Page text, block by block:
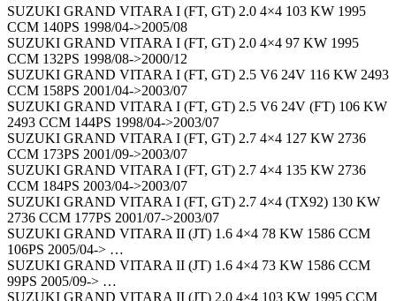
SUZUKI GRAND VITARA I (FT, GT) 2.0 4×4 103 KW 1995
CCM 140PS 1998/04->2005/08
SUZUKI GRAND VITARA I (FT, GT) 2.0 4×4 97 KW 1995
CCM 132PS 1998/08->2000/12
SUZUKI GRAND VITARA I (FT, GT) 2.5 V6 24V 116 KW 2493
CCM 158PS 2001/04->2003/07
SUZUKI GRAND VITARA I (FT, GT) 2.5 V6 24V (FT) 106 KW
2493 CCM 144PS 1998/04->2003/07
SUZUKI GRAND VITARA I (FT, GT) 2.7 4×4 127 KW 2736
CCM 173PS 2001/09->2003/07
SUZUKI GRAND VITARA I (FT, GT) 2.7 4×4 135 KW 2736
CCM 184PS 2003/04->2003/07
SUZUKI GRAND VITARA I (FT, GT) 2.7 4×4 (TX92) 130 KW
2736 CCM 177PS 2001/07->2003/07
SUZUKI GRAND VITARA II (JT) 1.6 4×4 78 KW 1586 CCM
106PS 2005/04-> …
SUZUKI GRAND VITARA II (JT) 1.6 4×4 73 KW 1586 CCM
99PS 2005/09-> …
SUZUKI GRAND VITARA II (JT) 2.0 4×4 103 KW 1995 CCM